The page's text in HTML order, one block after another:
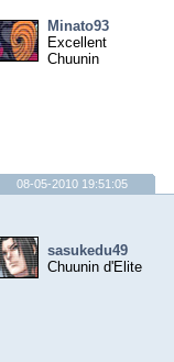
Minato93
Excellent
Chuunin
08-05-2010 19:51:05
sasukedu49
Chuunin d'Elite